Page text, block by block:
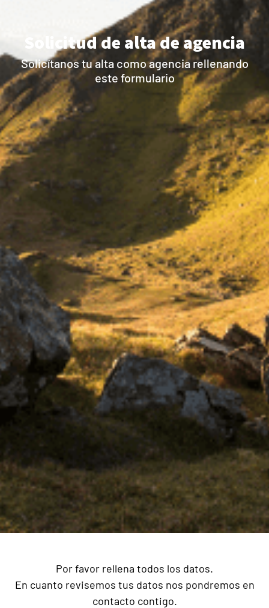
Solicitud de alta de agencia
Solicítanos tu alta como agencia rellenando
este formulario
Por favor rellena todos los datos.
En cuanto revisemos tus datos nos pondremos en
contacto contigo.